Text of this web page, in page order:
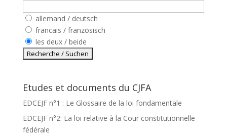
allemand / deutsch
francais / französisch
les deux / beide
Etudes et documents du CJFA
EDCEJF n°1 : Le Glossaire de la loi fondamentale
EDCEJF n°2: La loi relative à la Cour constitutionnelle
fédérale